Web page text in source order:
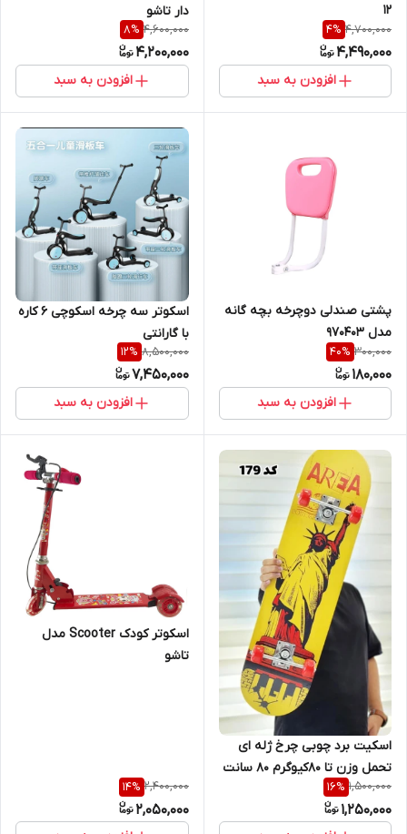
12
4,700,000
4%
4,490,000
افزودن به سبد
دار تاشو
4,600,000
8%
4,200,000
افزودن به سبد
پشتی صندلی دوچرخه بچه گانه
مدل 970403
300,000
40%
180,000
افزودن به سبد
اسکوتر سه چرخه اسکوچی ۶ کاره
با گارانتی
8,500,000
12%
7,450,000
افزودن به سبد
اسکیت برد چوبی چرخ ژله ای
تحمل وزن تا 80‌کیوگرم ۸۰ سانت
1,500,000
16%
1,250,000
اسکوتر کودک Scooter مدل
تاشو
2,400,000
14%
2,050,000